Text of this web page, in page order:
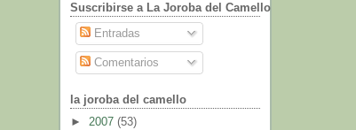
Suscribirse a La Joroba del Camello
Entradas
Comentarios
la joroba del camello
► 2007 (53)